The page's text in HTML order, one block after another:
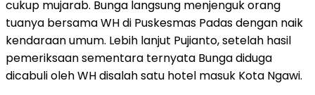
cukup mujarab. Bunga langsung menjenguk orang
tuanya bersama WH di Puskesmas Padas dengan naik
kendaraan umum. Lebih lanjut Pujianto, setelah hasil
pemeriksaan sementara ternyata Bunga diduga
dicabuli oleh WH disalah satu hotel masuk Kota Ngawi.